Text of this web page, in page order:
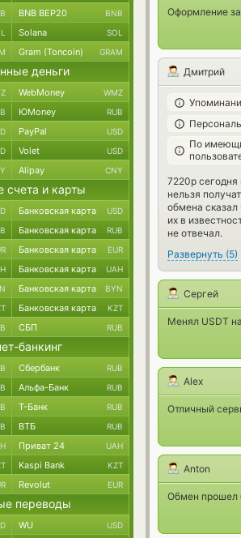
Оформление
Дмитрий
По
7220р
нельзя
обмена сказал
их в
не отвечал.
Развернуть (5)
Сергей
Менял USDT
Alex
Отличный
Anton
Обмен прошел
BNB BEP20 BNB
Solana SOL
Gram (Toncoin) GRAM
деньги
WebMoney WMZ
ЮMoney RUB
PayPal USD
Volet USD
Alipay CNY
счета и карты
Банковская карта USD
Банковская карта RUB
Банковская карта EUR
Банковская карта UAH
Банковская карта BYN
Банковская карта KZT
СБП RUB
банкинг
Сбербанк RUB
Альфа-Банк RUB
Т-Банк RUB
ВТБ RUB
Приват 24 UAH
Kaspi Bank KZT
Revolut EUR
переводы
WU USD